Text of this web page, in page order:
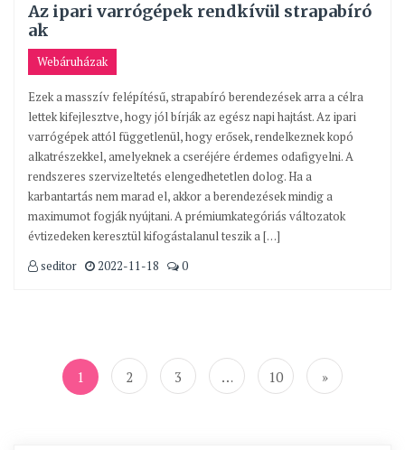
Az ipari varrógépek rendkívül strapabíró
ak
Webáruházak
Ezek a masszív felépítésű, strapabíró berendezések arra a célra
lettek kifejlesztve, hogy jól bírják az egész napi hajtást. Az ipari
varrógépek attól függetlenül, hogy erősek, rendelkeznek kopó
alkatrészekkel, amelyeknek a cseréjére érdemes odafigyelni. A
rendszeres szervizeltetés elengedhetetlen dolog. Ha a
karbantartás nem marad el, akkor a berendezések mindig a
maximumot fogják nyújtani. A prémiumkategóriás változatok
évtizedeken keresztül kifogástalanul teszik a […]
seditor
2022-11-18 0
lapozása
1 2 3 … 10 »